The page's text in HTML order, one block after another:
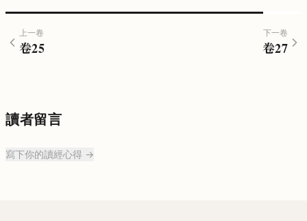
上一卷
卷25
下一卷
卷27
讀者留言
寫下你的讀經心得 →